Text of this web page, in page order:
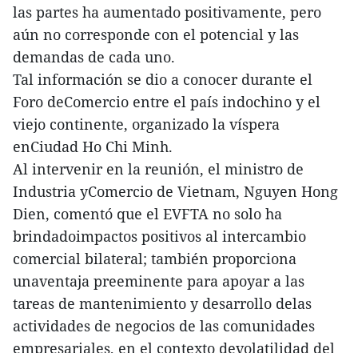
las partes ha aumentado positivamente, pero
aún no corresponde con el potencial y las
demandas de cada uno.
Tal información se dio a conocer durante el
Foro deComercio entre el país indochino y el
viejo continente, organizado la víspera
enCiudad Ho Chi Minh.
Al intervenir en la reunión, el ministro de
Industria yComercio de Vietnam, Nguyen Hong
Dien, comentó que el EVFTA no solo ha
brindadoimpactos positivos al intercambio
comercial bilateral; también proporciona
unaventaja preeminente para apoyar a las
tareas de mantenimiento y desarrollo delas
actividades de negocios de las comunidades
empresariales, en el contexto devolatilidad del